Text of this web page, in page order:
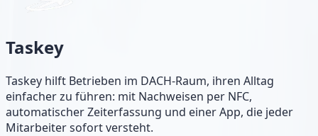
Taskey
Taskey hilft Betrieben im DACH-Raum, ihren Alltag
einfacher zu führen: mit Nachweisen per NFC,
automatischer Zeiterfassung und einer App, die jeder
Mitarbeiter sofort versteht.